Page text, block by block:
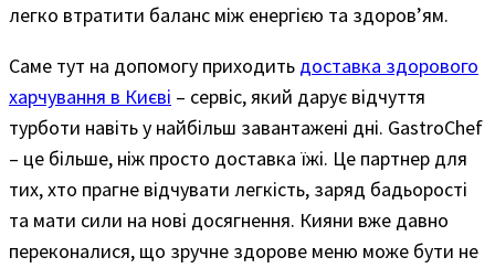
легко втратити баланс між енергією та здоров’ям.
Саме тут на допомогу приходить доставка здорового
харчування в Києві – сервіс, який дарує відчуття
турботи навіть у найбільш завантажені дні. GastroChef
– це більше, ніж просто доставка їжі. Це партнер для
тих, хто прагне відчувати легкість, заряд бадьорості
та мати сили на нові досягнення. Кияни вже давно
переконалися, що зручне здорове меню може бути не